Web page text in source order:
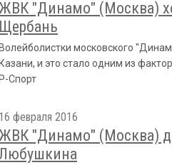
ЖВК "Динамо" (Москва)
Щербань
Волейболистки московского
Казани, и это стало одним из
Р-Спорт
16 февраля 2016
ЖВК "Динамо" (Москва)